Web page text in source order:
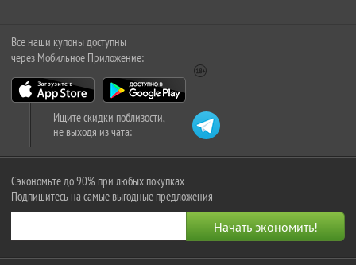
Все наши купоны доступны
через Мобильное Приложение:
Ищите скидки поблизости,
не выходя из чата:
Сэкономьте до 90% при любых покупках
Подпишитесь на самые выгодные предложения